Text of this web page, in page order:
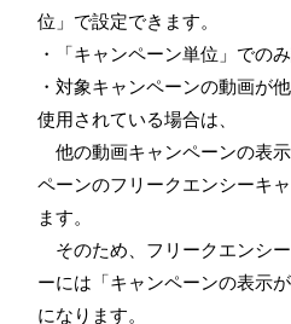
位」で設定できます。
・「キャンペーン単位」での
・対象キャンペーンの動画が
使用されている場合は、
他の動画キャンペーンの表
ペーンのフリークエンシーキ
ます。
そのため、フリークエンシ
ーには「キャンペーンの表示
になります。